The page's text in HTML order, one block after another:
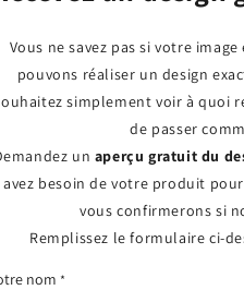
Vous ne savez pas si votre
pouvons réaliser un design
simplement voir à quoi
de passer
un aperçu gratuit du
avez besoin de votre produit
vous confirmerons si
Remplissez le formulaire ci-
nom *